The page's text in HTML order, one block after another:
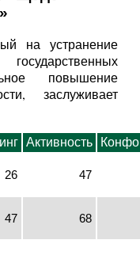
на устранение
государственных
повышение
заслуживает
Активность
26 47
47 68